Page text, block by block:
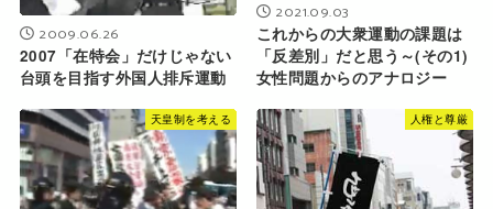
2009.06.26
2007「在特会」だけじゃない
台頭を目指す外国人排斥運動
2021.09.03
これからの大衆運動の課題は
「反差別」だと思う～(その1)
女性問題からのアナロジー
天皇制を考える 人権と尊厳